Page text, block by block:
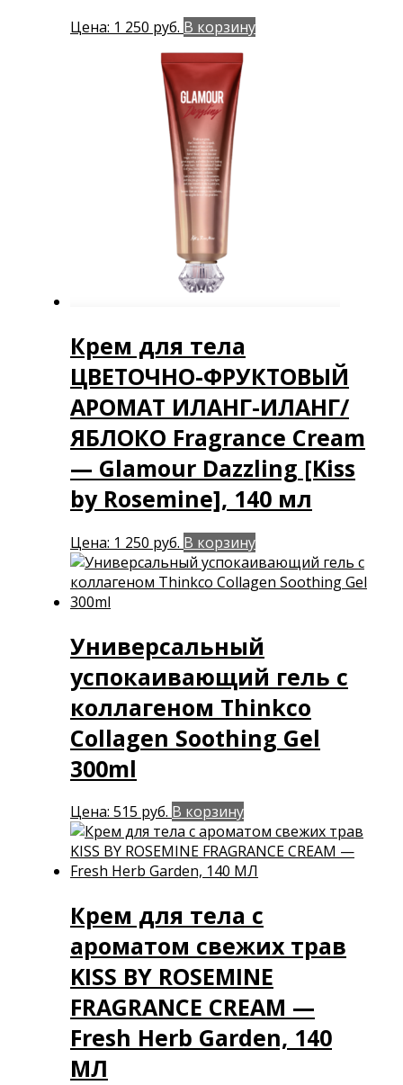
Цена: 1 250 руб. В корзину
Крем для тела
ЦВЕТОЧНО-ФРУКТОВЫЙ
АРОМАТ ИЛАНГ-ИЛАНГ/
ЯБЛОКО Fragrance Cream
— Glamour Dazzling [Kiss
by Rosemine], 140 мл
Цена: 1 250 руб. В корзину
Универсальный
успокаивающий гель с
коллагеном Thinkco
Collagen Soothing Gel
300ml
Цена: 515 руб. В корзину
Крем для тела с
ароматом свежих трав
KISS BY ROSEMINE
FRAGRANCE CREAM —
Fresh Herb Garden, 140
МЛ